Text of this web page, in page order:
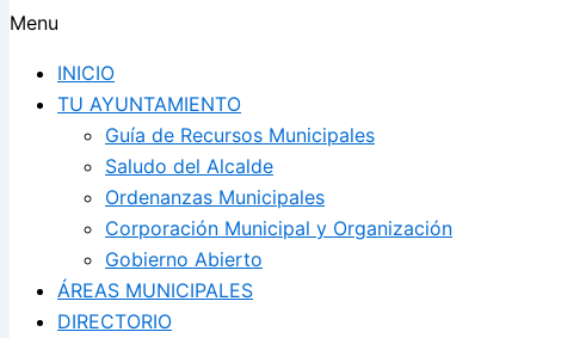
Menu
INICIO
TU AYUNTAMIENTO
Guía de Recursos Municipales
Saludo del Alcalde
Ordenanzas Municipales
Corporación Municipal y Organización
Gobierno Abierto
ÁREAS MUNICIPALES
DIRECTORIO